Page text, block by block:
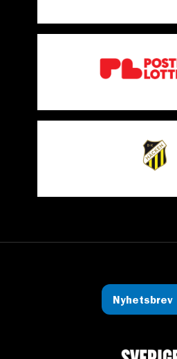
Nyhetsbrev